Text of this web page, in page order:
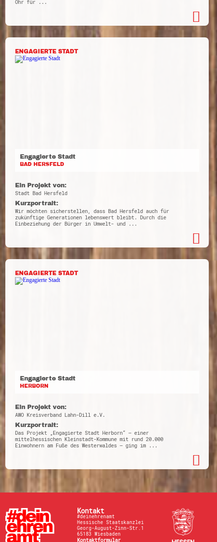
Ohr für ...
ENGAGIERTE STADT
Engagierte Stadt
BAD HERSFELD
Ein Projekt von:
Stadt Bad Hersfeld
Kurzportrait:
Wir möchten sicherstellen, dass Bad Hersfeld auch für
zukünftige Generationen lebenswert bleibt. Durch die
Einbeziehung der Bürger in Umwelt- und ...
ENGAGIERTE STADT
Engagierte Stadt
HERBORN
Ein Projekt von:
AWO Kreisverband Lahn-Dill e.V.
Kurzportrait:
Das Projekt „Engagierte Stadt Herborn“ – einer
mittelhessischen Kleinstadt-Kommune mit rund 20.000
Einwohnern am Fuße des Westerwaldes – ging im ...
Kontakt
#deinehrenamt
Hessische Staatskanzlei
Georg-August-Zinn-Str.1
65183 Wiesbaden
Kontaktformular